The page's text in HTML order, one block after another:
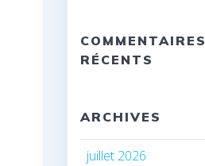
COMMENTAIRES
RÉCENTS
ARCHIVES
juillet 2026